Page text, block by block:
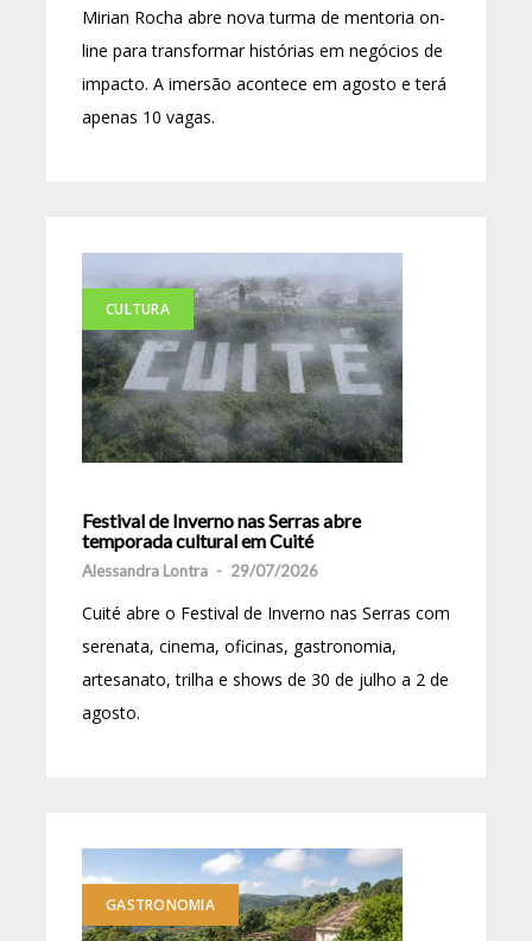
Mirian Rocha abre nova turma de mentoria on-
line para transformar histórias em negócios de
impacto. A imersão acontece em agosto e terá
apenas 10 vagas.
CULTURA
Festival de Inverno nas Serras abre
temporada cultural em Cuité
Alessandra Lontra - 29/07/2026
Cuité abre o Festival de Inverno nas Serras com
serenata, cinema, oficinas, gastronomia,
artesanato, trilha e shows de 30 de julho a 2 de
agosto.
GASTRONOMIA